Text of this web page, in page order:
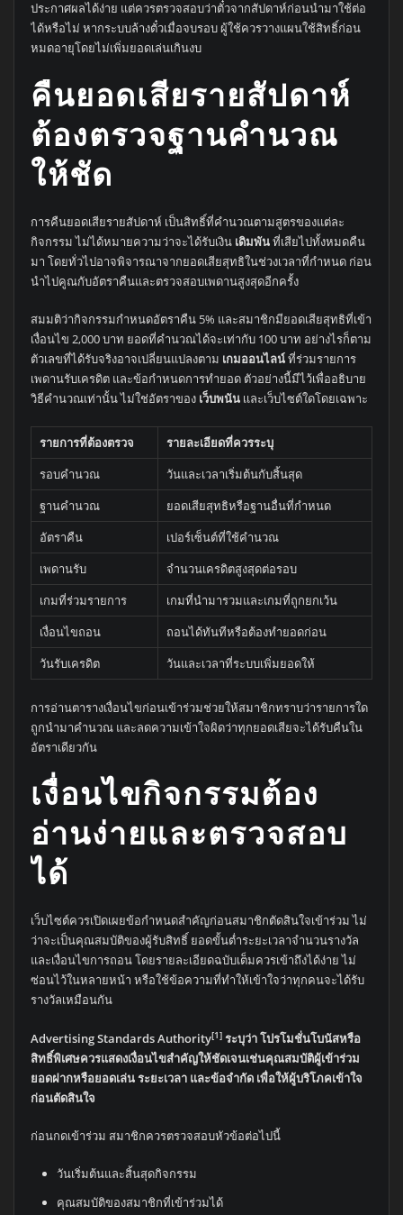
ประกาศผลได้ง่าย แต่ควรตรวจสอบว่าตั๋วจากสัปดาห์ก่อนนำมาใช้ต่อ
ได้หรือไม่ หากระบบล้างตั๋วเมื่อจบรอบ ผู้ใช้ควรวางแผนใช้สิทธิ์ก่อน
หมดอายุโดยไม่เพิ่มยอดเล่นเกินงบ
คืนยอดเสียรายสัปดาห์
ต้องตรวจฐานคำนวณ
ให้ชัด
การคืนยอดเสียรายสัปดาห์ เป็นสิทธิ์ที่คำนวณตามสูตรของแต่ละ
กิจกรรม ไม่ได้หมายความว่าจะได้รับเงิน เดิมพันที่เสียไปทั้งหมดคืน
มา โดยทั่วไปอาจพิจารณาจากยอดเสียสุทธิในช่วงเวลาที่กำหนด ก่อน
นำไปคูณกับอัตราคืนและตรวจสอบเพดานสูงสุดอีกครั้ง
สมมติว่ากิจกรรมกำหนดอัตราคืน 5% และสมาชิกมียอดเสียสุทธิที่เข้า
เงื่อนไข 2,000 บาท ยอดที่คำนวณได้จะเท่ากับ 100 บาท อย่างไรก็ตาม
ตัวเลขที่ได้รับจริงอาจเปลี่ยนแปลงตาม เกมออนไลน์ที่ร่วมรายการ
เพดานรับเครดิต และข้อกำหนดการทำยอด ตัวอย่างนี้มีไว้เพื่ออธิบาย
วิธีคำนวณเท่านั้น ไม่ใช่อัตราของ เว็บพนันเเละเว็บไซต์ใดโดยเฉพาะ
รายการที่ต้องตรวจ
รายละเอียดที่ควรระบุ
รอบคำนวณ
วันและเวลาเริ่มต้นกับสิ้นสุด
ฐานคำนวณ
ยอดเสียสุทธิหรือฐานอื่นที่กำหนด
อัตราคืน
เปอร์เซ็นต์ที่ใช้คำนวณ
เพดานรับ
จำนวนเครดิตสูงสุดต่อรอบ
เกมที่ร่วมรายการ
เกมที่นำมารวมและเกมที่ถูกยกเว้น
เงื่อนไขถอน
ถอนได้ทันทีหรือต้องทำยอดก่อน
วันรับเครดิต
วันและเวลาที่ระบบเพิ่มยอดให้
การอ่านตารางเงื่อนไขก่อนเข้าร่วมช่วยให้สมาชิกทราบว่ารายการใด
ถูกนำมาคำนวณ และลดความเข้าใจผิดว่าทุกยอดเสียจะได้รับคืนใน
อัตราเดียวกัน
เงื่อนไขกิจกรรมต้อง
อ่านง่ายและตรวจสอบ
ได้
เว็บไซต์ควรเปิดเผยข้อกำหนดสำคัญก่อนสมาชิกตัดสินใจเข้าร่วม ไม่
ว่าจะเป็นคุณสมบัติของผู้รับสิทธิ์ ยอดขั้นต่ำระยะเวลาจำนวนรางวัล
และเงื่อนไขการถอน โดยรายละเอียดฉบับเต็มควรเข้าถึงได้ง่าย ไม่
ซ่อนไว้ในหลายหน้า หรือใช้ข้อความที่ทำให้เข้าใจว่าทุกคนจะได้รับ
รางวัลเหมือนกัน
Advertising Standards Authority[1]ระบุว่า โปรโมชั่นโบนัสหรือ
สิทธิ์พิเศษควรแสดงเงื่อนไขสำคัญให้ชัดเจนเช่นคุณสมบัติผู้เข้าร่วม
ยอดฝากหรือยอดเล่น ระยะเวลา และข้อจำกัด เพื่อให้ผู้บริโภคเข้าใจ
ก่อนตัดสินใจ
ก่อนกดเข้าร่วม สมาชิกควรตรวจสอบหัวข้อต่อไปนี้
วันเริ่มต้นและสิ้นสุดกิจกรรม
คุณสมบัติของสมาชิกที่เข้าร่วมได้